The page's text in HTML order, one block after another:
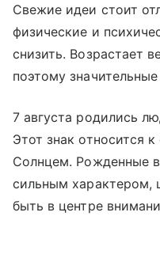
Свежие идеи стоит
физические и
снизить. Возрастает
поэтому
7 августа родились
Этот знак относится
Солнцем. Рожденные
сильным характером,
быть в центре